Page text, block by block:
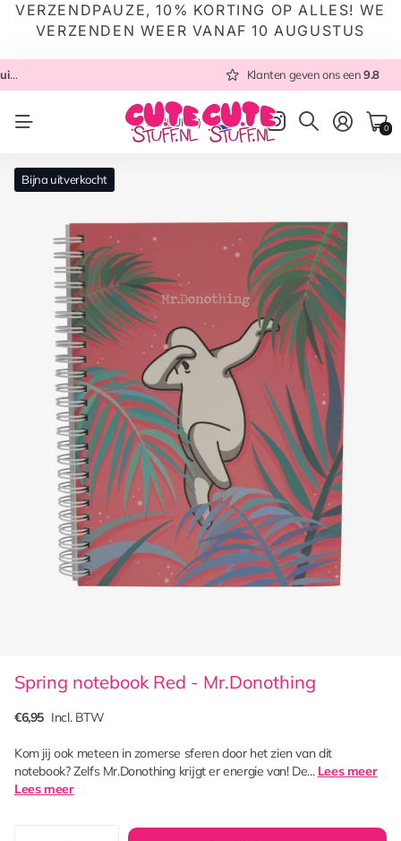
VERZENDPAUZE, 10% KORTING OP ALLES! WE
VERZENDEN WEER VANAF 10 AUGUSTUS
vanuit NL 9.8
Klanten geven ons een9.8
NL(EUR €) 0
Bijna uitverkocht
Spring notebook Red - Mr.Donothing
€6,95 Incl. BTW
Kom jij ook meteen in zomerse sferen door het zien van dit
notebook? Zelfs Mr.Donothing krijgt er energie van! De... Lees meer
Lees meer